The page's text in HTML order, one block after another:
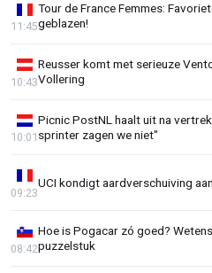
Tour de France Femmes:
geblazen!
11:45
Reusser komt met serieuze
Vollering
10:43
Picnic PostNL haalt uit na
sprinter zagen we niet"
10:01
UCI kondigt aardverschuiving
09:23
Hoe is Pogacar zó goed?
puzzelstuk
08:42